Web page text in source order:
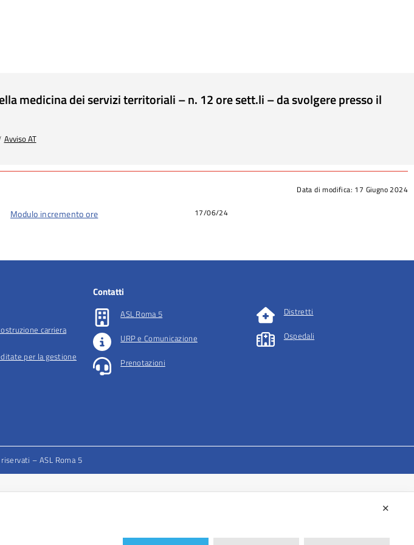
medicina dei servizi territoriali – n. 12 ore sett.li – da svolgere presso il
Avviso AT
Data di modifica: 17 Giugno 2024
Modulo incremento ore 17/06/24
carriera
per la gestione
Contatti
ASL Roma 5
URP e Comunicazione
Prenotazioni
Distretti
Ospedali
– ASL Roma 5
✕